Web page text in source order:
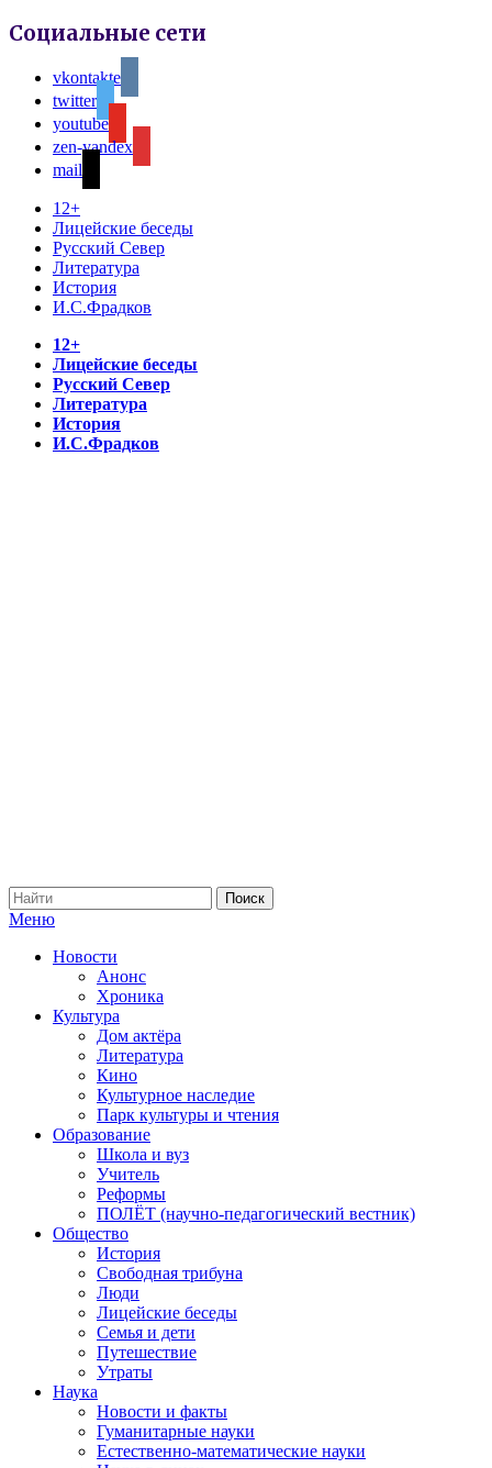
Социальные сети
vkontakte
twitter
youtube
zen-yandex
mail
12+
Лицейские беседы
Русский Север
Литература
История
И.С.Фрадков
12+
Лицейские беседы
Русский Север
Литература
История
И.С.Фрадков
Меню
Новости
Анонс
Хроника
Культура
Дом актёра
Литература
Кино
Культурное наследие
Парк культуры и чтения
Образование
Школа и вуз
Учитель
Реформы
ПОЛЁТ (научно-педагогический вестник)
Общество
История
Свободная трибуна
Люди
Лицейские беседы
Семья и дети
Путешествие
Утраты
Наука
Новости и факты
Гуманитарные науки
Естественно-математические науки